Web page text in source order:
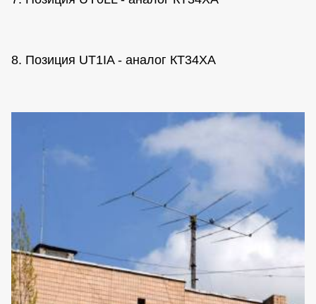
8. Позиция UT1IA - аналог КТ34ХА